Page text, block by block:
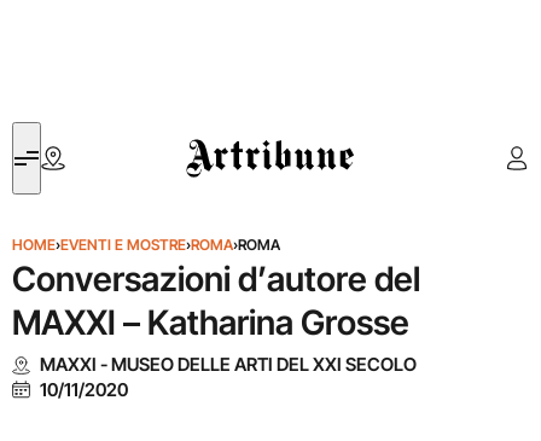
Artribune
HOME›EVENTI E MOSTRE›ROMA›ROMA
Conversazioni d’autore del
MAXXI – Katharina Grosse
MAXXI - MUSEO DELLE ARTI DEL XXI SECOLO
10/11/2020